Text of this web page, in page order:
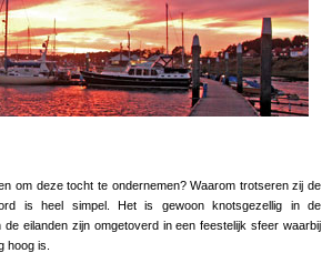
om deze tocht te ondernemen? Waarom trotseren zij de
is heel simpel. Het is gewoon knotsgezellig in de
eilanden zijn omgetoverd in een feestelijk sfeer waarbij
hoog is.